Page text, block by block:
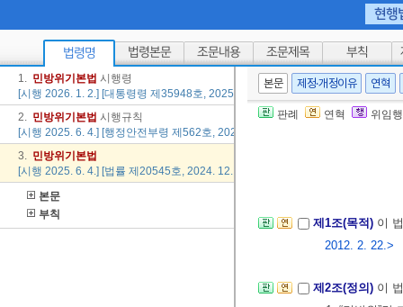
현행
법령명 법령본문 조문내용 조문제목 부칙
1. 민방위 기본법 시행령
[시행 2026. 1. 2.] [대통령령 제35948호, 2025. 12. 30., 타법개정]
2. 민방위 기본법 시행규칙
[시행 2025. 6. 4.] [행정안전부령 제562호, 2025. 5. 30., 일부개정]
3. 민방위 기본법
[시행 2025. 6. 4.] [법률 제20545호, 2024. 12. 3., 일부개정]
본문
부칙
본문 제정·개정이유 연혁
판례 연혁 위임
제1조(목적) 이
2012. 2. 22.>
제2조(정의) 이